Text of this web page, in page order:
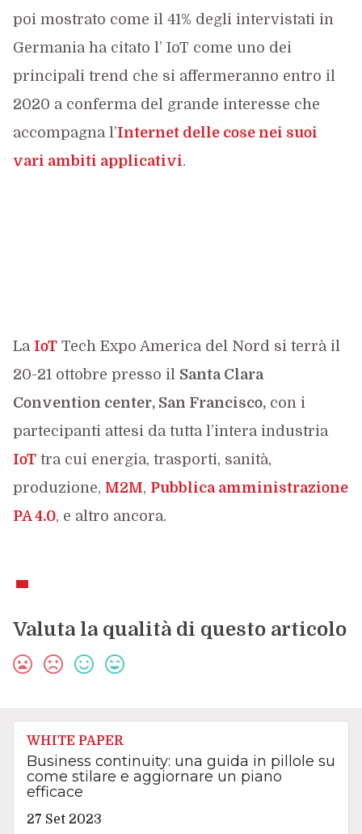
poi mostrato come il 41% degli intervistati in
Germania ha citato l’ IoT come uno dei
principali trend che si affermeranno entro il
2020 a conferma del grande interesse che
accompagna l’Internet delle cose nei suoi
vari ambiti applicativi.
La IoTTech Expo America del Nord si terrà il
20-21 ottobre presso il Santa Clara
Convention center, San Francisco,con i
partecipanti attesi da tutta l’intera industria
IoTtra cui energia, trasporti, sanità,
produzione, M2M, Pubblica amministrazione
PA 4.0, e altro ancora.
Valuta la qualità di questo articolo
WHITE PAPER
Business continuity: una guida in pillole su
come stilare e aggiornare un piano
efficace
27 Set 2023